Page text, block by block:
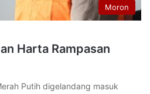
Moron
Harta Rampasan
Putih digelandang masuk